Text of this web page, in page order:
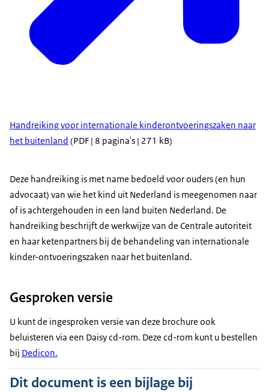
Handreiking voor internationale kinderontvoeringszaken naar
het buitenland (PDF | 8 pagina's | 271 kB)
Deze handreiking is met name bedoeld voor ouders (en hun
advocaat) van wie het kind uit Nederland is meegenomen naar
of is achtergehouden in een land buiten Nederland. De
handreiking beschrijft de werkwijze van de Centrale autoriteit
en haar ketenpartners bij de behandeling van internationale
kinder-ontvoeringszaken naar het buitenland.
Gesproken versie
U kunt de ingesproken versie van deze brochure ook
beluisteren via een Daisy cd-rom. Deze cd-rom kunt u bestellen
bij Dedicon.
Dit document is een bijlage bij